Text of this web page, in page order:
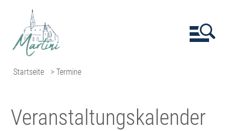
Startseite > Termine
Veranstaltungs­kalender